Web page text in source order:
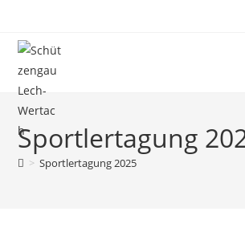
springen
Sportlertagung
> Sportlertagung 2025